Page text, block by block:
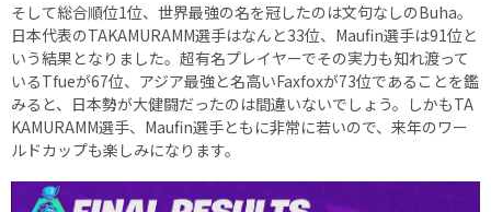
そして総合順位1位、世界最強の名を冠したのは文句なしのBuha。
日本代表のTAKAMURAMM選手はなんと33位、Maufin選手は91位と
いう結果となりました。超有名プレイヤーでその実力も知れ渡って
いるTfueが67位、アジア最強と名高いFaxfoxが73位であることを鑑
みると、日本勢が大健闘だったのは間違いないでしょう。しかもTA
KAMURAMM選手、Maufin選手ともに非常に若いので、来年のワー
ルドカップも楽しみになります。